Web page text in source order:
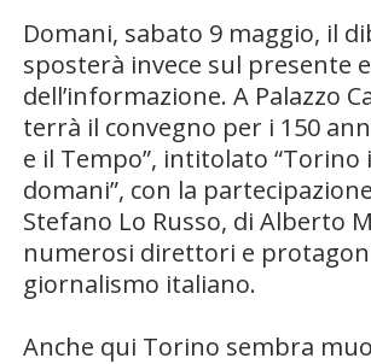
Domani, sabato 9 maggio, il
sposterà invece sul presente
dell’informazione. A Palazzo
terrà il convegno per i 150
e il Tempo”, intitolato “Torino
domani”, con la
Stefano Lo Russo, di Alberto
numerosi direttori e
giornalismo italiano.
Anche qui Torino sembra